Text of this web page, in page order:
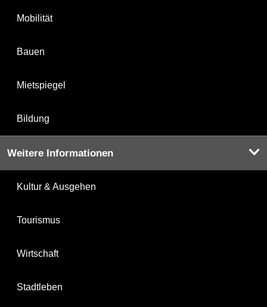
Mobilität
Bauen
Mietspiegel
Bildung
Weitere Informationen
Kultur & Ausgehen
Tourismus
Wirtschaft
Stadtleben